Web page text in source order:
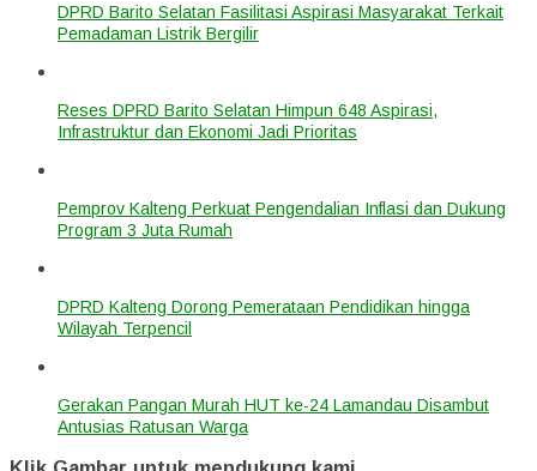
DPRD Barito Selatan Fasilitasi Aspirasi Masyarakat Terkait
Pemadaman Listrik Bergilir
Reses DPRD Barito Selatan Himpun 648 Aspirasi,
Infrastruktur dan Ekonomi Jadi Prioritas
Pemprov Kalteng Perkuat Pengendalian Inflasi dan Dukung
Program 3 Juta Rumah
DPRD Kalteng Dorong Pemerataan Pendidikan hingga
Wilayah Terpencil
Gerakan Pangan Murah HUT ke-24 Lamandau Disambut
Antusias Ratusan Warga